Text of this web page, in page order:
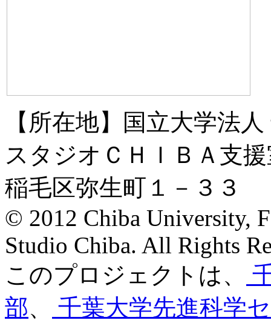
【所在地】
国立大学法
スタジオＣＨＩＢＡ支
稲毛区弥生町１－３３
© 2012 Chiba University,
Studio Chiba. All Rights
このプロジェクトは、
部、
千葉大学先進科学